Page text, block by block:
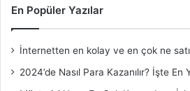
En Popüler Yazılar
İnternetten en kolay ve en çok ne
2024’de Nasıl Para Kazanılır? İşte En